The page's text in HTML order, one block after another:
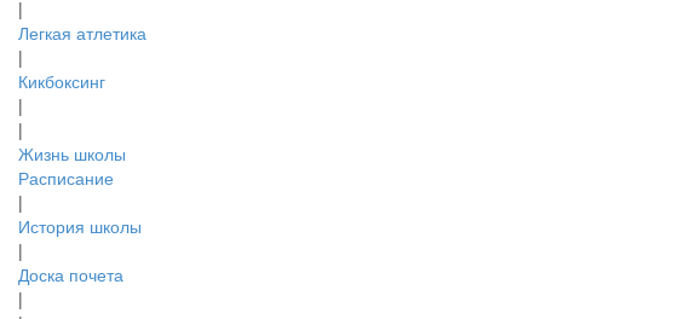
|
Легкая атлетика
|
Кикбоксинг
|
|
Жизнь школы
Расписание
|
История школы
|
Доска почета
|